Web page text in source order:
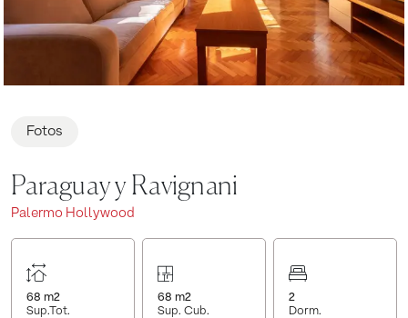
Fotos
Paraguay y Ravignani
Palermo Hollywood
68 m2
Sup.Tot.
68 m2
Sup. Cub.
2
Dorm.